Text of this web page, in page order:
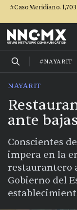
#CasoMeridiano.
#NAYARIT
NAYARIT
ante
Conscientes
impera en la
restaurantero
Gobierno del